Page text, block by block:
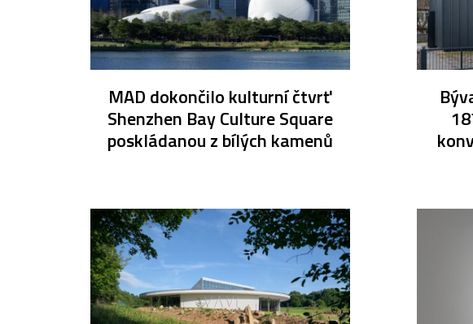
MAD dokončilo kulturní čtvrť
Shenzhen Bay Culture Square
poskládanou z bílých kamenů